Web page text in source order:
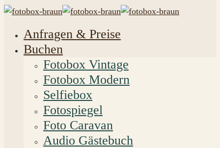
Anfragen & Preise
Buchen
Fotobox Vintage
Fotobox Modern
Selfiebox
Fotospiegel
Foto Caravan
Audio Gästebuch